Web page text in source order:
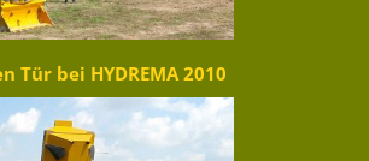
Tür bei HYDREMA 2010